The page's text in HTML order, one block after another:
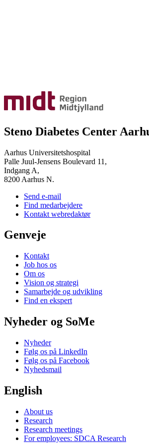
Steno Diabetes Center
Aarhus Universitetshospital
Palle Juul-Jensens Boulevard 11,
Indgang A,
8200 Aarhus N.
Send e-mail
Find medarbejdere
Kontakt webredaktør
Genveje
Kontakt
Job hos os
Om os
Vision og strategi
Samarbejde og udvikling
Find en ekspert
Nyheder og SoMe
Nyheder
Følg os på LinkedIn
Følg os på Facebook
Nyhedsmail
English
About us
Research
Research meetings
For employees: SDCA Research